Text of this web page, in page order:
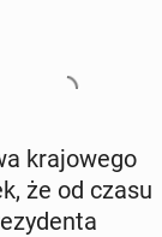
kra­jo­we­go
że od czasu